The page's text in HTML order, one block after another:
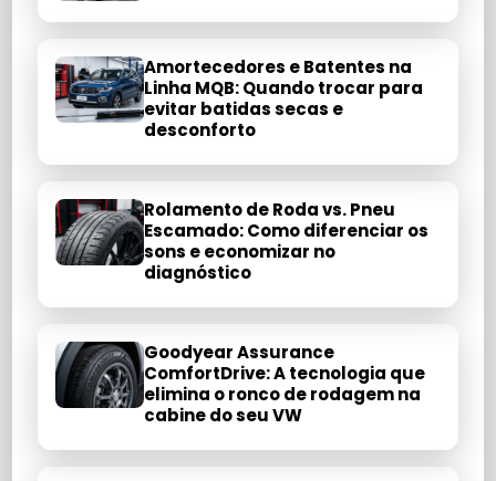
Amortecedores e Batentes na
Linha MQB: Quando trocar para
evitar batidas secas e
desconforto
Rolamento de Roda vs. Pneu
Escamado: Como diferenciar os
sons e economizar no
diagnóstico
Goodyear Assurance
ComfortDrive: A tecnologia que
elimina o ronco de rodagem na
cabine do seu VW